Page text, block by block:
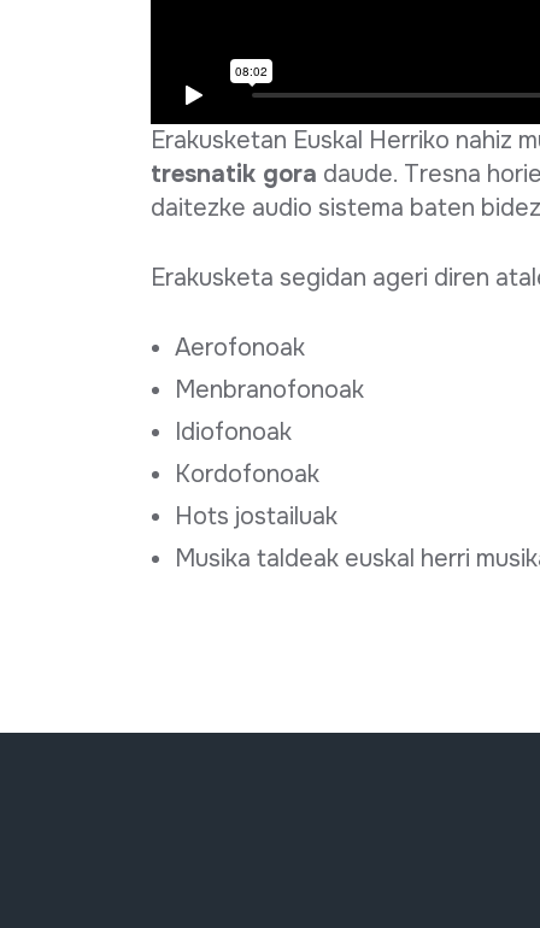
Erakusketan Euskal Herriko nahiz
tresnatik gora daude. Tresna
daitezke audio sistema baten
Erakusketa segidan ageri diren
Aerofonoak
Menbranofonoak
Idiofonoak
Kordofonoak
Hots jostailuak
Musika taldeak euskal herri